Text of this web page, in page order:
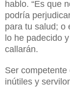
hablo. “Es que
podría
para tu salud; o
lo he padecido
callarán.
Ser
inútiles y